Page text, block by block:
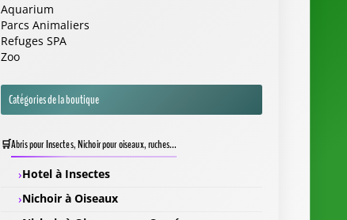
Aquarium
Parcs Animaliers
Refuges SPA
Zoo
Catégories de la boutique
Abris pour Insectes, Nichoir pour oiseaux, ruches...
Hotel à Insectes
Nichoir à Oiseaux